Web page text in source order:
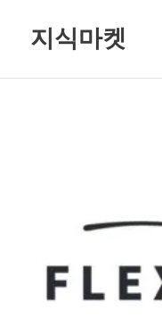
로
지식마켓